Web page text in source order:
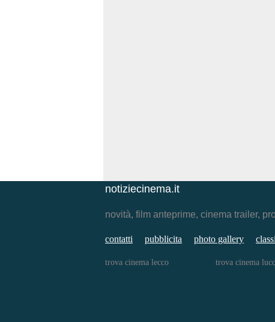
notiziecinema.it
novità, film anteprime, cinema trailer,
contatti pubblicita photo gallery
trova cinema lecco trova cinema